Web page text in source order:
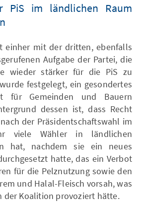
PiS im ländlichen Raum
einher mit der dritten, ebenfalls
Aufgabe der Partei, die
wieder stärker für die PiS zu
festgelegt, ein gesondertes
für Gemeinden und Bauern
dessen ist, dass Recht
der Präsidentschaftswahl im
viele Wähler in ländlichen
hat, nachdem sie ein neues
hatte, das ein Verbot
für die Pelznutzung sowie den
und Halal-Fleisch vorsah, was
der Koalition provoziert hätte.